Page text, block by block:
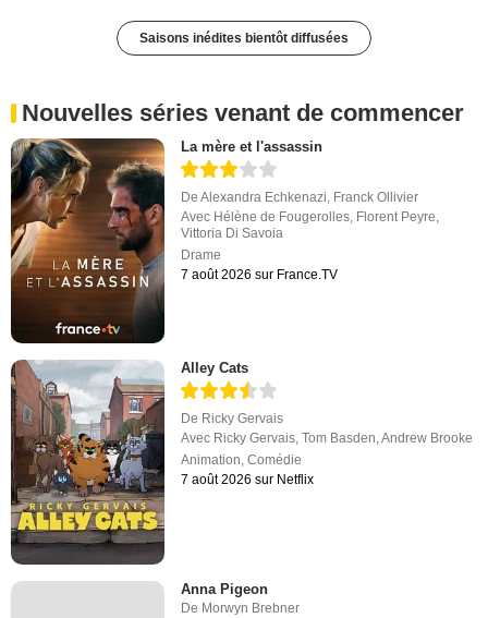
Saisons inédites bientôt diffusées
Nouvelles séries venant de commencer
La mère et l'assassin
DeAlexandra Echkenazi Franck Ollivier
Avec Hélène de Fougerolles Florent Peyre
Vittoria Di Savoia
Drame
7 août 2026 sur France.TV
Alley Cats
De Ricky Gervais
Avec Ricky Gervais,Tom Basden,Andrew Brooke
Animation,Comédie
7 août 2026 sur Netflix
Anna Pigeon
De Morwyn Brebner